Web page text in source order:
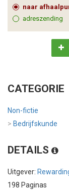
naar
adreszending
CATEGORIE
Non-fictie
> Bedrijfskunde
DETAILS
Uitgever:
198 Paginas